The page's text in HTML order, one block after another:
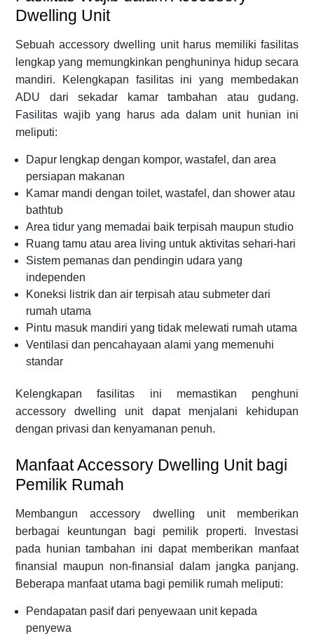
Dwelling Unit
Sebuah accessory dwelling unit harus memiliki fasilitas
lengkap yang memungkinkan penghuninya hidup secara
mandiri. Kelengkapan fasilitas ini yang membedakan
ADU dari sekadar kamar tambahan atau gudang.
Fasilitas wajib yang harus ada dalam unit hunian ini
meliputi:
Dapur lengkap dengan kompor, wastafel, dan area
persiapan makanan
Kamar mandi dengan toilet, wastafel, dan shower atau
bathtub
Area tidur yang memadai baik terpisah maupun studio
Ruang tamu atau area living untuk aktivitas sehari-hari
Sistem pemanas dan pendingin udara yang
independen
Koneksi listrik dan air terpisah atau submeter dari
rumah utama
Pintu masuk mandiri yang tidak melewati rumah utama
Ventilasi dan pencahayaan alami yang memenuhi
standar
Kelengkapan fasilitas ini memastikan penghuni
accessory dwelling unit dapat menjalani kehidupan
dengan privasi dan kenyamanan penuh.
Manfaat Accessory Dwelling Unit bagi
Pemilik Rumah
Membangun accessory dwelling unit memberikan
berbagai keuntungan bagi pemilik properti. Investasi
pada hunian tambahan ini dapat memberikan manfaat
finansial maupun non-finansial dalam jangka panjang.
Beberapa manfaat utama bagi pemilik rumah meliputi:
Pendapatan pasif dari penyewaan unit kepada
penyewa